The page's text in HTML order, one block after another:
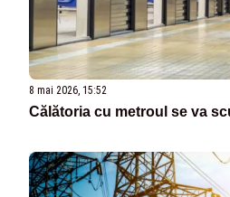
8 mai 2026, 15:52
Călătoria cu metroul se va